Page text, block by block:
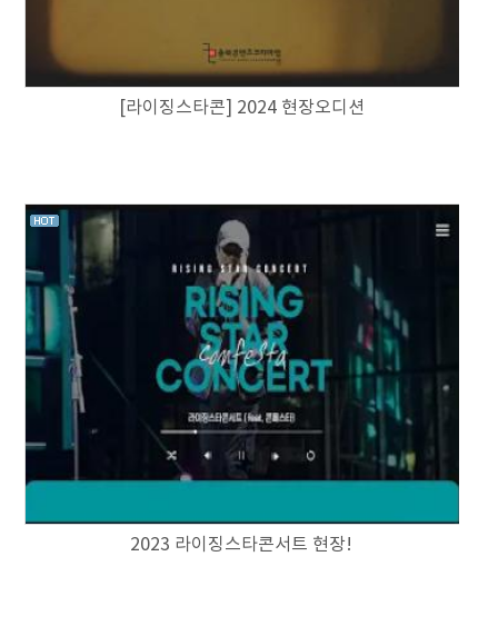
[라이징스타콘] 2024 현장오디션
2023 라이징스타콘서트 현장!